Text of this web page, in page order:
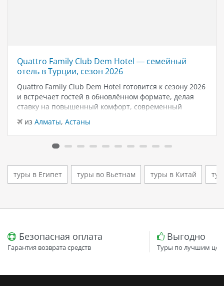
Quattro Family Club Dem Hotel — семейный
отель в Турции, сезон 2026
Quattro Family Club Dem Hotel готовится к сезону 2026
и встречает гостей в обновлённом формате, делая
ставку на повышенный комфорт, современный
дизайн и атмосферу спокойного семейного отдыха у
моря. Отель остаётся популярным выбором для тех,
кто ищет семейный отель в…
из Алматы, Астаны
туры в Египет туры во Вьетнам туры в Китай
Безопасная оплата
Гарантия возврата средств
Выгодно
Туры по лучшим